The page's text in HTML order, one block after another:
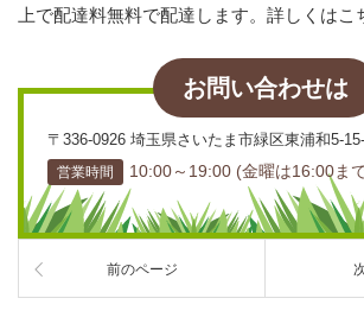
上で配達料無料で配達します。詳しくはこ
お問い合わせは
〒336-0926 埼玉県さいたま市緑区東浦和5-
営業時間
10:00～19:00 (金曜は16:00ま
前のページ